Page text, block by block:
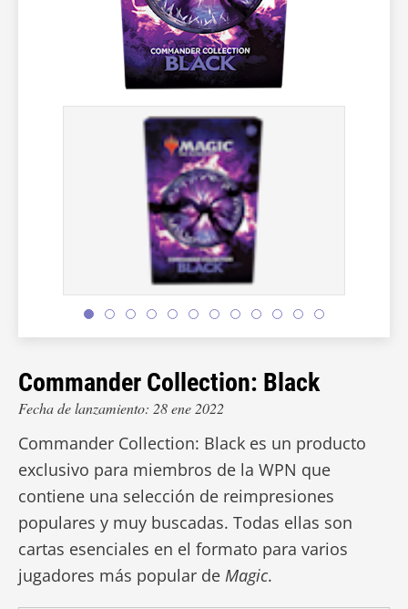
Commander Collection: Black
Fecha de lanzamiento: 28 ene 2022
Commander Collection: Black es un producto
exclusivo para miembros de la WPN que
contiene una selección de reimpresiones
populares y muy buscadas. Todas ellas son
cartas esenciales en el formato para varios
jugadores más popular de Magic.